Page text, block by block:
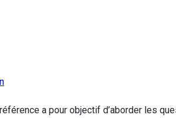
a pour objectif d’aborder les